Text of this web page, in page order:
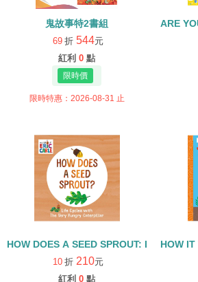
鬼故事特2書組
69 折 544元
紅利 0 點
限時特惠：2026-08-31 止
ARE
HOW DOES A SEED SPROUT: LIFE
10 折 210元
紅利 0 點
HOW